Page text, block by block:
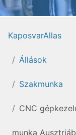
KaposvarAllas
Állások
Szakmunka
CNC
munka